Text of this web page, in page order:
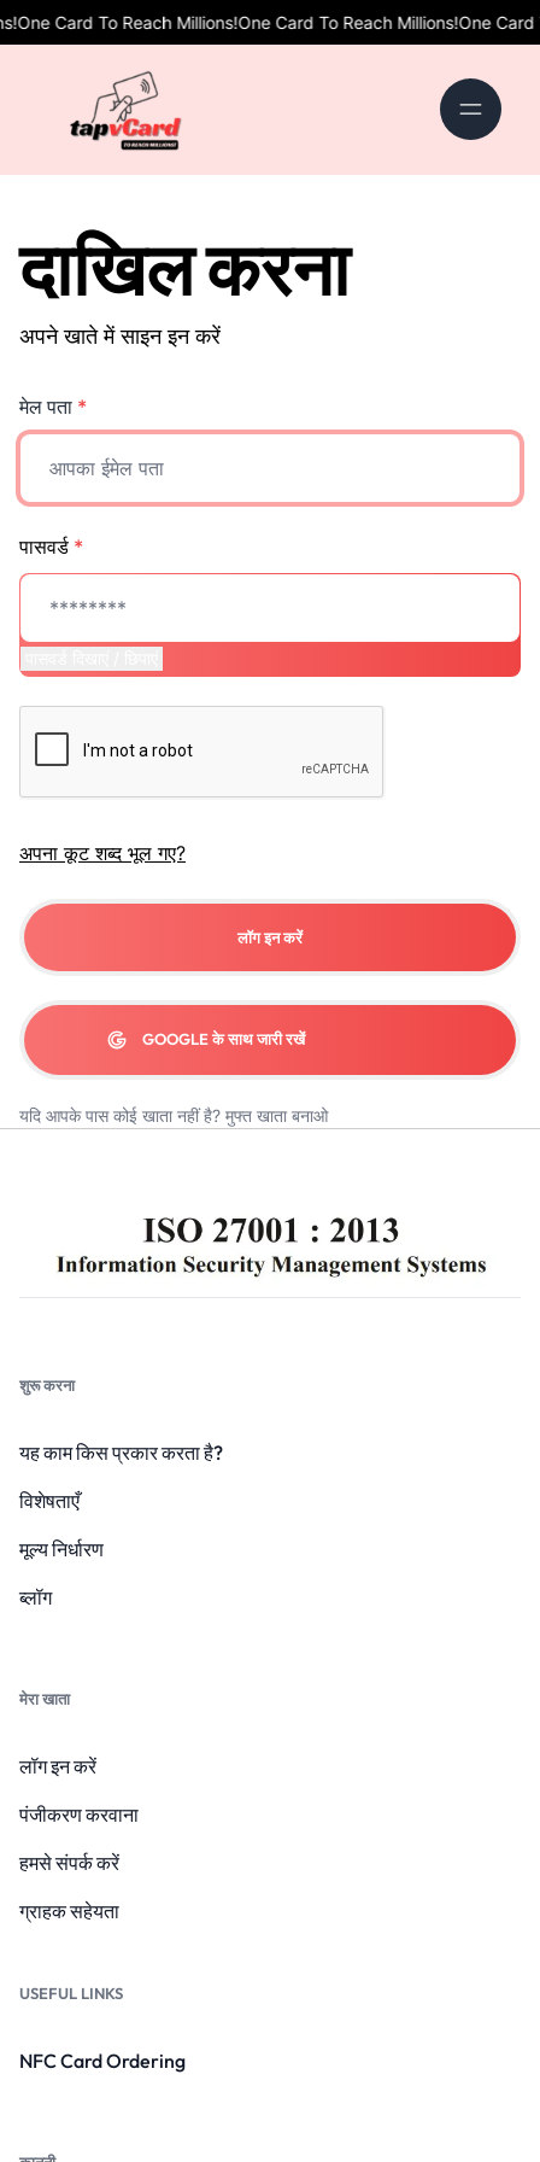
One Card To Reach Millions!One Card To Reach Millions!One Card
दाखिल करना
अपने खाते में साइन इन करें
मेल पता *
पासवर्ड *
अपना कूट शब्द भूल गए?
लॉग इन करें
GOOGLE के साथ जारी रखें
यदि आपके पास कोई खाता नहीं है? मुफ्त खाता बनाओ
शुरू करना
यह काम किस प्रकार करता है?
विशेषताएँ
मूल्य निर्धारण
ब्लॉग
मेरा खाता
लॉग इन करें
पंजीकरण करवाना
हमसे संपर्क करें
ग्राहक सहेयता
USEFUL LINKS
NFC Card Ordering